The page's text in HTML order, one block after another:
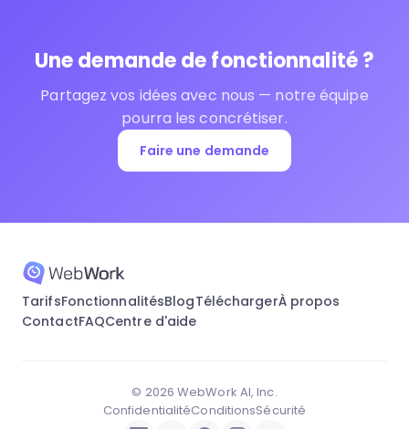
Une demande de fonctionnalité ?
Partagez vos idées avec nous — notre équipe
pourra les concrétiser.
Faire une demande
TarifsFonctionnalitésBlogTéléchargerÀ propos
ContactFAQCentre d'aide
© 2026 WebWork AI, Inc.
ConfidentialitéConditionsSécurité